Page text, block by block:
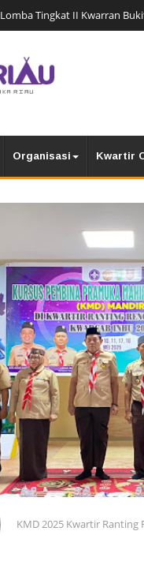
Lomba Tingkat II Kwarran
Organisasi Kwartir
KMD 2025 Kwartir